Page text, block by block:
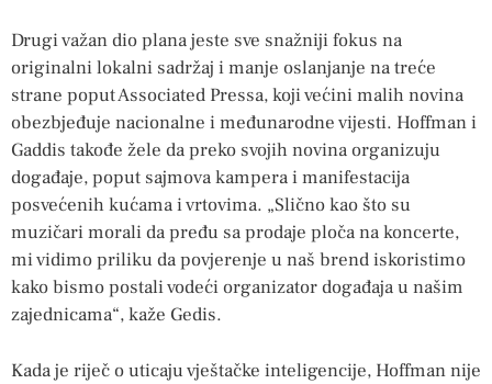
Drugi važan dio plana jeste sve snažniji fokus na
originalni lokalni sadržaj i manje oslanjanje na treće
strane poput Associated Pressa, koji većini malih novina
obezbjeđuje nacionalne i međunarodne vijesti. Hoffman i
Gaddis takođe žele da preko svojih novina organizuju
događaje, poput sajmova kampera i manifestacija
posvećenih kućama i vrtovima. „Slično kao što su
muzičari morali da pređu sa prodaje ploča na koncerte,
mi vidimo priliku da povjerenje u naš brend iskoristimo
kako bismo postali vodeći organizator događaja u našim
zajednicama“, kaže Gedis.
Kada je riječ o uticaju vještačke inteligencije, Hoffman nije